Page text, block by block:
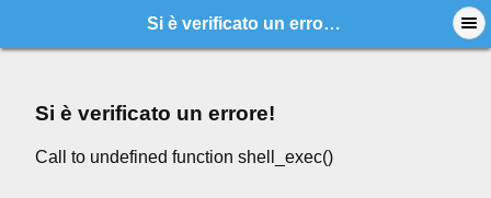
Si è verificato un errore!
Si è verificato un errore!
Call to undefined function shell_exec()